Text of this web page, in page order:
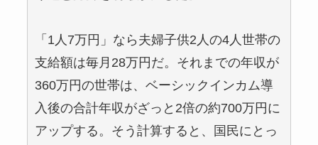
「1人7万円」なら夫婦子供2人の4人世帯の
支給額は毎月28万円だ。それまでの年収が
360万円の世帯は、ベーシックインカム導
入後の合計年収がざっと2倍の約700万円に
アップする。そう計算すると、国民にとっ